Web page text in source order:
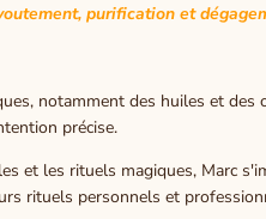
purification et
notamment des huiles et
précise.
et les rituels magiques, Marc
rituels personnels et